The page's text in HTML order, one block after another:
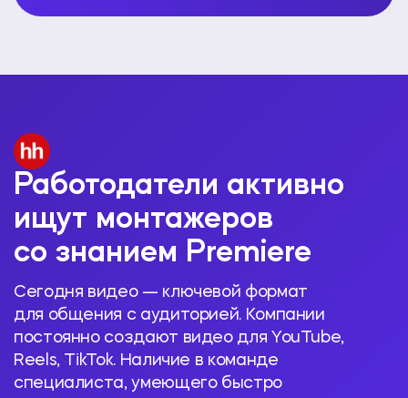
Работодатели активно
ищут монтажеров
со знанием Premiere
Сегодня видео — ключевой формат
для общения с аудиторией. Компании
постоянно создают видео для YouTube,
Reels, TikTok. Наличие в команде
специалиста, умеющего быстро